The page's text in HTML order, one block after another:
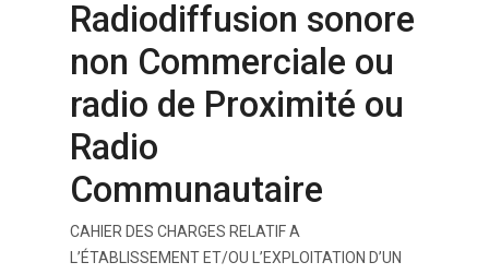
Radiodiffusion sonore
non Commerciale ou
radio de Proximité ou
Radio
Communautaire
CAHIER DES CHARGES RELATIF A
L’ÉTABLISSEMENT ET/OU L’EXPLOITATION D’UN